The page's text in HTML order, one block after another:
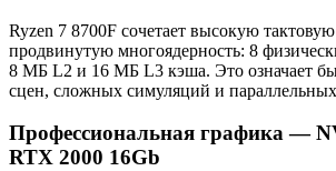
Ryzen 7 8700F сочетает высокую
продвинутую многоядерность: 8
8 МБ L2 и 16 МБ L3 кэша. Это означает
сцен, сложных симуляций и параллельных
Профессиональная графика —
RTX 2000 16Gb